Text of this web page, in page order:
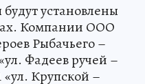
установлены
Компании ООО
Рыбачьего –
Фадеев ручей –
Крупской –